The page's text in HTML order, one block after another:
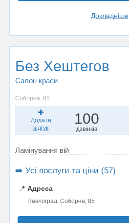
Докладніше
Без Хештегов
Салон краси
Соборна, 85
Додати
відгук
100
дзвінків
Ламінування вій
➡️ Усі послуги та ціни (57)
📍 Адреса
Павлоград, Соборна, 85